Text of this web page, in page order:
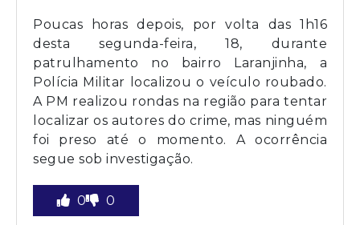
Poucas horas depois, por volta das 1h16
desta segunda-feira, 18, durante
patrulhamento no bairro Laranjinha, a
Polícia Militar localizou o veículo roubado.
A PM realizou rondas na região para tentar
localizar os autores do crime, mas ninguém
foi preso até o momento. A ocorrência
segue sob investigação.
0 0